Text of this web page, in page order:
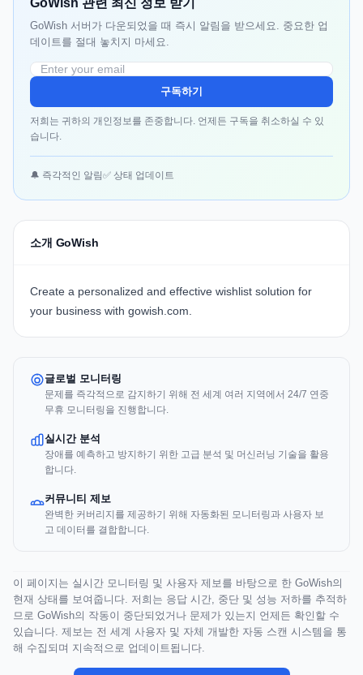
GoWish 관련 최신 정보 받기
GoWish 서버가 다운되었을 때 즉시 알림을 받으세요. 중요한 업
데이트를 절대 놓치지 마세요.
구독하기
저희는 귀하의 개인정보를 존중합니다. 언제든 구독을 취소하실 수 있
습니다.
🔔 즉각적인 알림✅ 상태 업데이트
소개 GoWish
Create a personalized and effective wishlist solution for
your business with gowish.com.
글로벌 모니터링
문제를 즉각적으로 감지하기 위해 전 세계 여러 지역에서 24/7 연중
무휴 모니터링을 진행합니다.
실시간 분석
장애를 예측하고 방지하기 위한 고급 분석 및 머신러닝 기술을 활용
합니다.
커뮤니티 제보
완벽한 커버리지를 제공하기 위해 자동화된 모니터링과 사용자 보
고 데이터를 결합합니다.
이 페이지는 실시간 모니터링 및 사용자 제보를 바탕으로 한 GoWish의
현재 상태를 보여줍니다. 저희는 응답 시간, 중단 및 성능 저하를 추적하
므로 GoWish의 작동이 중단되었거나 문제가 있는지 언제든 확인할 수
있습니다. 제보는 전 세계 사용자 및 자체 개발한 자동 스캔 시스템을 통
해 수집되며 지속적으로 업데이트됩니다.